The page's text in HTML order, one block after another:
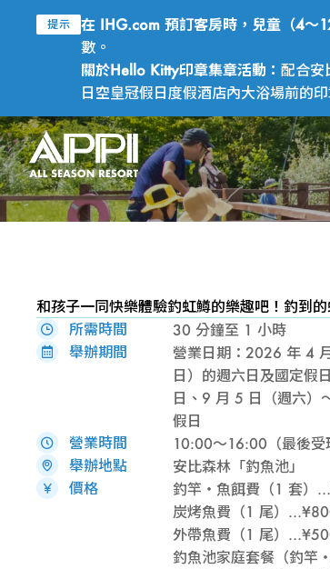
提示 在 IHG.com 預訂客房時，兒童（4～
數。
關於Hello Kitty印章集章活動：配合安
日空皇冠假日度假酒店內大浴場前的
和孩子一同快樂體驗釣虹鱒的樂趣吧！釣到
所需時間
30 分鐘至 1 小時
舉辦期間
營業日期：2026 年 4
日）的週六日及國定假
日、9 月 5 日（週六）
假日
營業時間
10:00～16:00（最後受
舉辦地點
安比森林「釣魚池」
價格
釣竿・魚餌費（1 套）
炭烤魚費（1 尾）
外帶魚費（1 尾）
釣魚池家庭套餐（釣